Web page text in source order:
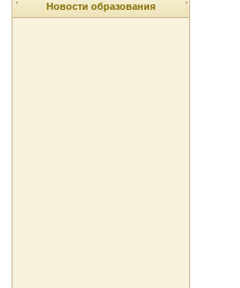
Новости образования